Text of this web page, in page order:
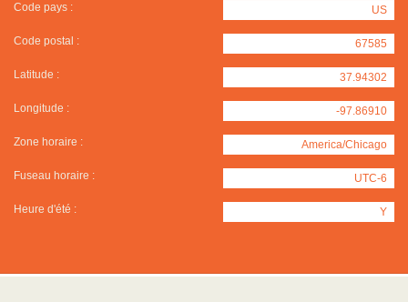
Code pays : US
Code postal : 67585
Latitude : 37.94302
Longitude : -97.86910
Zone horaire : America/Chicago
Fuseau horaire : UTC-6
Heure d'été : Y